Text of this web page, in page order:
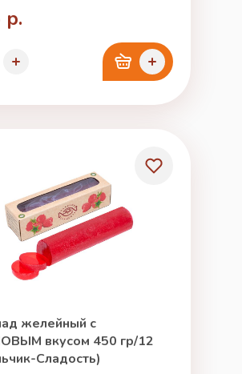
р.
желейный с
вкусом 450 гр/12
Сладость)